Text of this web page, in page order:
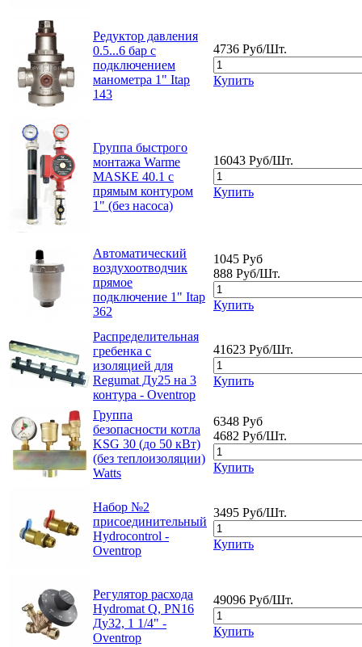
Редуктор давления
0.5...6 бар с
подключением
манометра 1" Itap
143
4736 Руб/Шт.
Купить
Группа быстрого
монтажа Warme
MASKE 40.1 с
прямым контуром
1" (без насоса)
16043 Руб/Шт.
Купить
Автоматический
воздухоотводчик
прямое
подключение 1" Itap
362
1045 Руб
888 Руб/Шт.
Купить
Распределительная
гребенка с
изоляцией для
Regumat Ду25 на 3
контура - Oventrop
41623 Руб/Шт.
Купить
Группа
безопасности котла
KSG 30 (до 50 кВт)
(без теплоизоляции)
Watts
6348 Руб
4682 Руб/Шт.
Купить
Набор №2
присоединительный
Hydrocontrol -
Oventrop
3495 Руб/Шт.
Купить
Регулятор расхода
Hydromat Q, PN16
Ду32, 1 1/4" -
Oventrop
49096 Руб/Шт.
Купить